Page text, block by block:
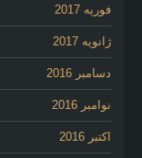
فوریه 2017
ژانویه 2017
دسامبر 2016
نوامبر 2016
اکتبر 2016